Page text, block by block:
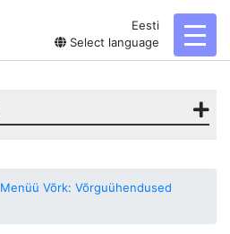
Eesti
Select language
Menüü Võrk: Võrguühendused